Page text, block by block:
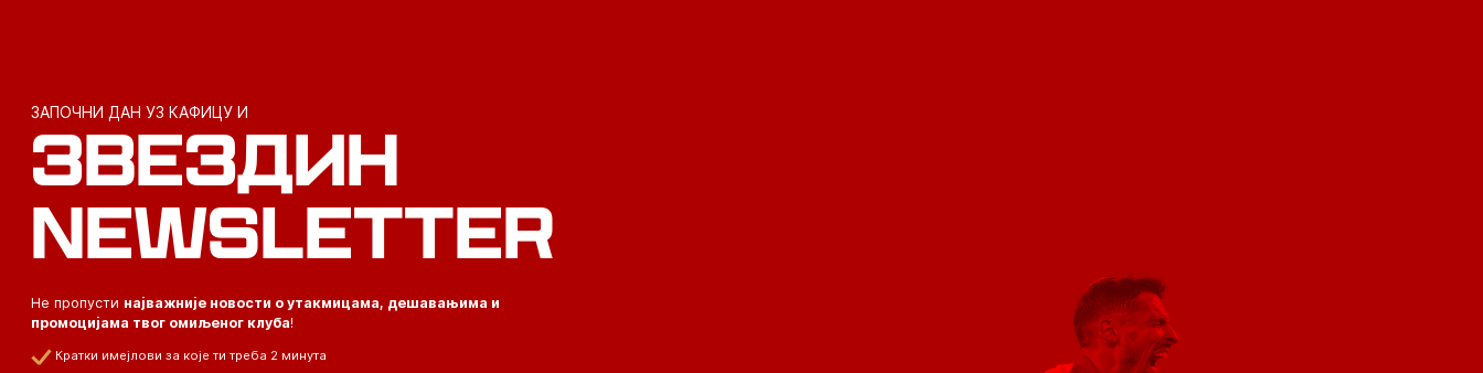
ЗАПОЧНИ ДАН УЗ КАФИЦУ И
ЗВЕЗДИН
NEWSLETTER
Не пропусти најважније новости о утакмицама, дешавањима и
промоцијама твог омиљеног клуба!
Кратки имејлови за које ти треба 2 минута